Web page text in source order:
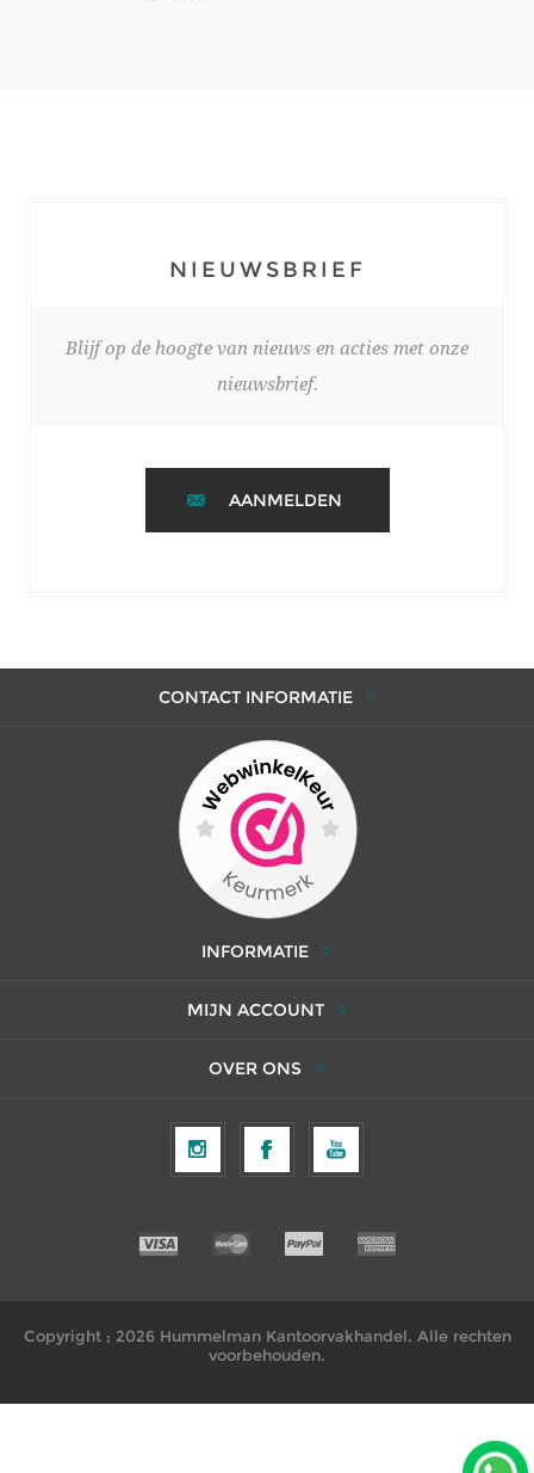
NIEUWSBRIEF
Blijf op de hoogte van nieuws en acties met onze
nieuwsbrief.
AANMELDEN
CONTACT INFORMATIE
INFORMATIE
MIJN ACCOUNT
OVER ONS
Copyright ; 2026 Hummelman Kantoorvakhandel. Alle rechten
voorbehouden.